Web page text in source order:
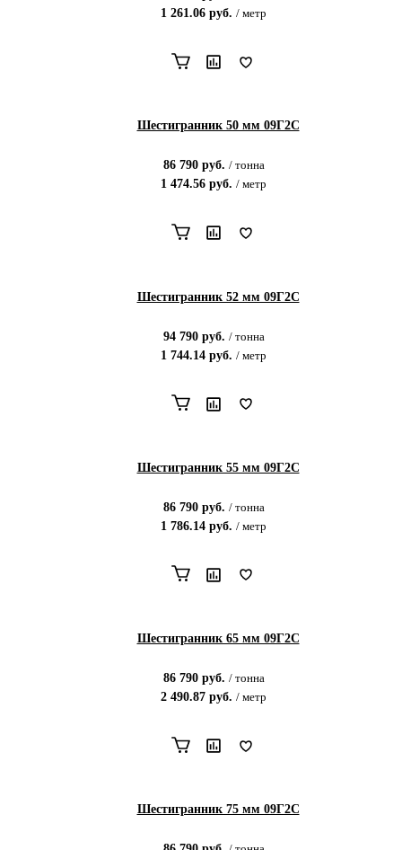
1 261.06 руб. / метр
Шестигранник 50 мм 09Г2С
86 790руб. / тонна
1 474.56 руб. / метр
Шестигранник 52 мм 09Г2С
94 790руб. / тонна
1 744.14 руб. / метр
Шестигранник 55 мм 09Г2С
86 790руб. / тонна
1 786.14 руб. / метр
Шестигранник 65 мм 09Г2С
86 790руб. / тонна
2 490.87 руб. / метр
Шестигранник 75 мм 09Г2С